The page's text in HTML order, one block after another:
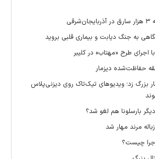
به جنگ دیابت و بیماری قلبی بروید
اجرای طرح «مهتاب» در کلیبر
حفاظت‌شده دیزمار
بزرگ زد؛ ویدیو‌های تیک‌تاک روی دیزنی‌پلاس
بارسلونا هم لغو شد؟
مرند مهار شد
چیست؟